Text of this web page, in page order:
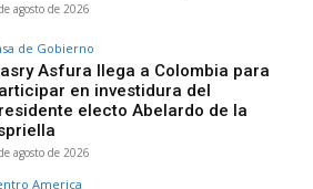
agosto de 2026
de Gobierno
Asfura llega a Colombia para
en investidura del
electo Abelardo de la
agosto de 2026
America